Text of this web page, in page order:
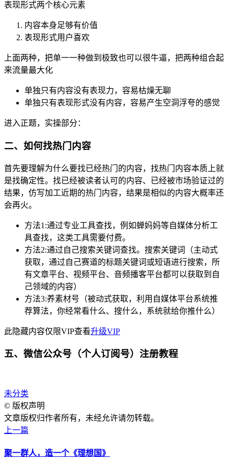
表现形式两个核心元素
内容本身足够有价值
表现形式用户喜欢
上面两种，把单一一种做到极致也可以很牛逼，把两种组合起
来流量最大化
单独只有内容没有表现力，容易枯燥无聊
单独只有表现形式没有内容，容易产生空洞浮夸的感觉
进入正题，实操部分：
二、如何找热门内容
首先要理解为什么要找已经热门的内容，找热门内容本质上就
是找确定性。找已经被读者认可的内容、已经被市场验证过的
结果，仿写加工近期的热门内容，结果是相似的内容大概率还
会再火。
方法1:通过专业工具查找，例如蝉妈妈等自媒体分析工
具查找，这类工具需要付费。
方法2:通过自己搜索关键词查找。搜索关键词（主动式
获取，通过自己赛道的标题关键词或短语进行搜索，所
有文章平台、视频平台、音频播客平台都可以获取到自
己领域的内容）
方法3:养素材号（被动式获取，利用自媒体平台系统推
荐算法，你经常看什么、搜什么，系统就给你推什么）
此隐藏内容仅限VIP查看升级VIP
五、微信公众号（个人订阅号）注册教程
未分类
© 版权声明
文章版权归作者所有，未经允许请勿转载。
上一篇
聚一群人，造一个《理想国》